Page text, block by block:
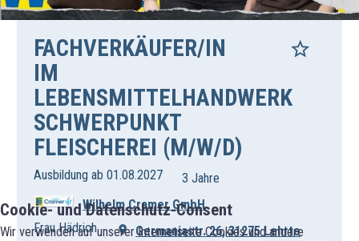
Cookie- und Datenschutz-Consent
Wir verwenden auf unserer Internetseite Cookies und andere
FACHVERKÄUFER/IN
IM
LEBENSMITTELHANDWERK
SCHWERPUNKT
FLEISCHEREI (M/W/D)
Ausbildung ab 01.08.2027
3 Jahre
Wilhelm Cramer GmbH
Frau Hädrich
Germaniastr. 26, 31275 Lehrte